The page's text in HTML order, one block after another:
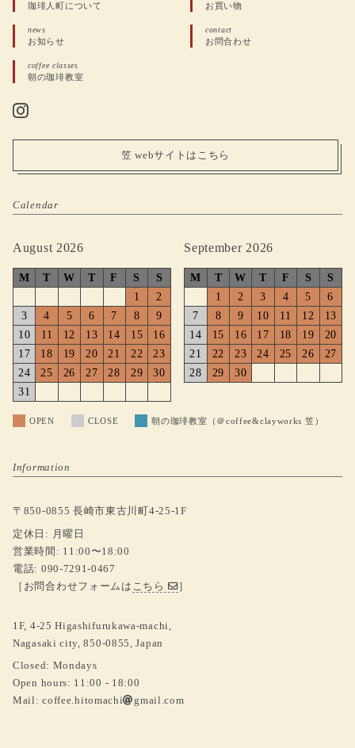
珈琲人町について
news
お知らせ
coffee classes
朝の珈琲教室
お買い物
contact
お問合わせ
笠 webサイトはこちら
Calendar
August 2026
M T W T F S
S
1
2
3
4 5 6 7 8
9
10
11 12 13 14 15
16
17
18 19 20 21 22
23
24
25 26 27 28 29
30
31
September 2026
M T W T F S
S
1
2 3 4 5
6
7
8 9 10 11 12
13
14
15 16 17 18 19
20
21
22 23 24 25 26
27
28
29 30
OPEN CLOSE 朝の珈琲教室（＠coffee&clayworks 笠）
Information
〒850-0855 長崎市東古川町4-25-1F
定休日: 月曜日
営業時間: 11:00〜18:00
電話: 090-7291-0467
［お問合わせフォームは こちら ］
1F, 4-25 Higashifurukawa-machi,
Nagasaki city, 850-0855, Japan
Closed: Mondays
Open hours: 11:00 - 18:00
Mail:coffee.hitomachi gmail.com